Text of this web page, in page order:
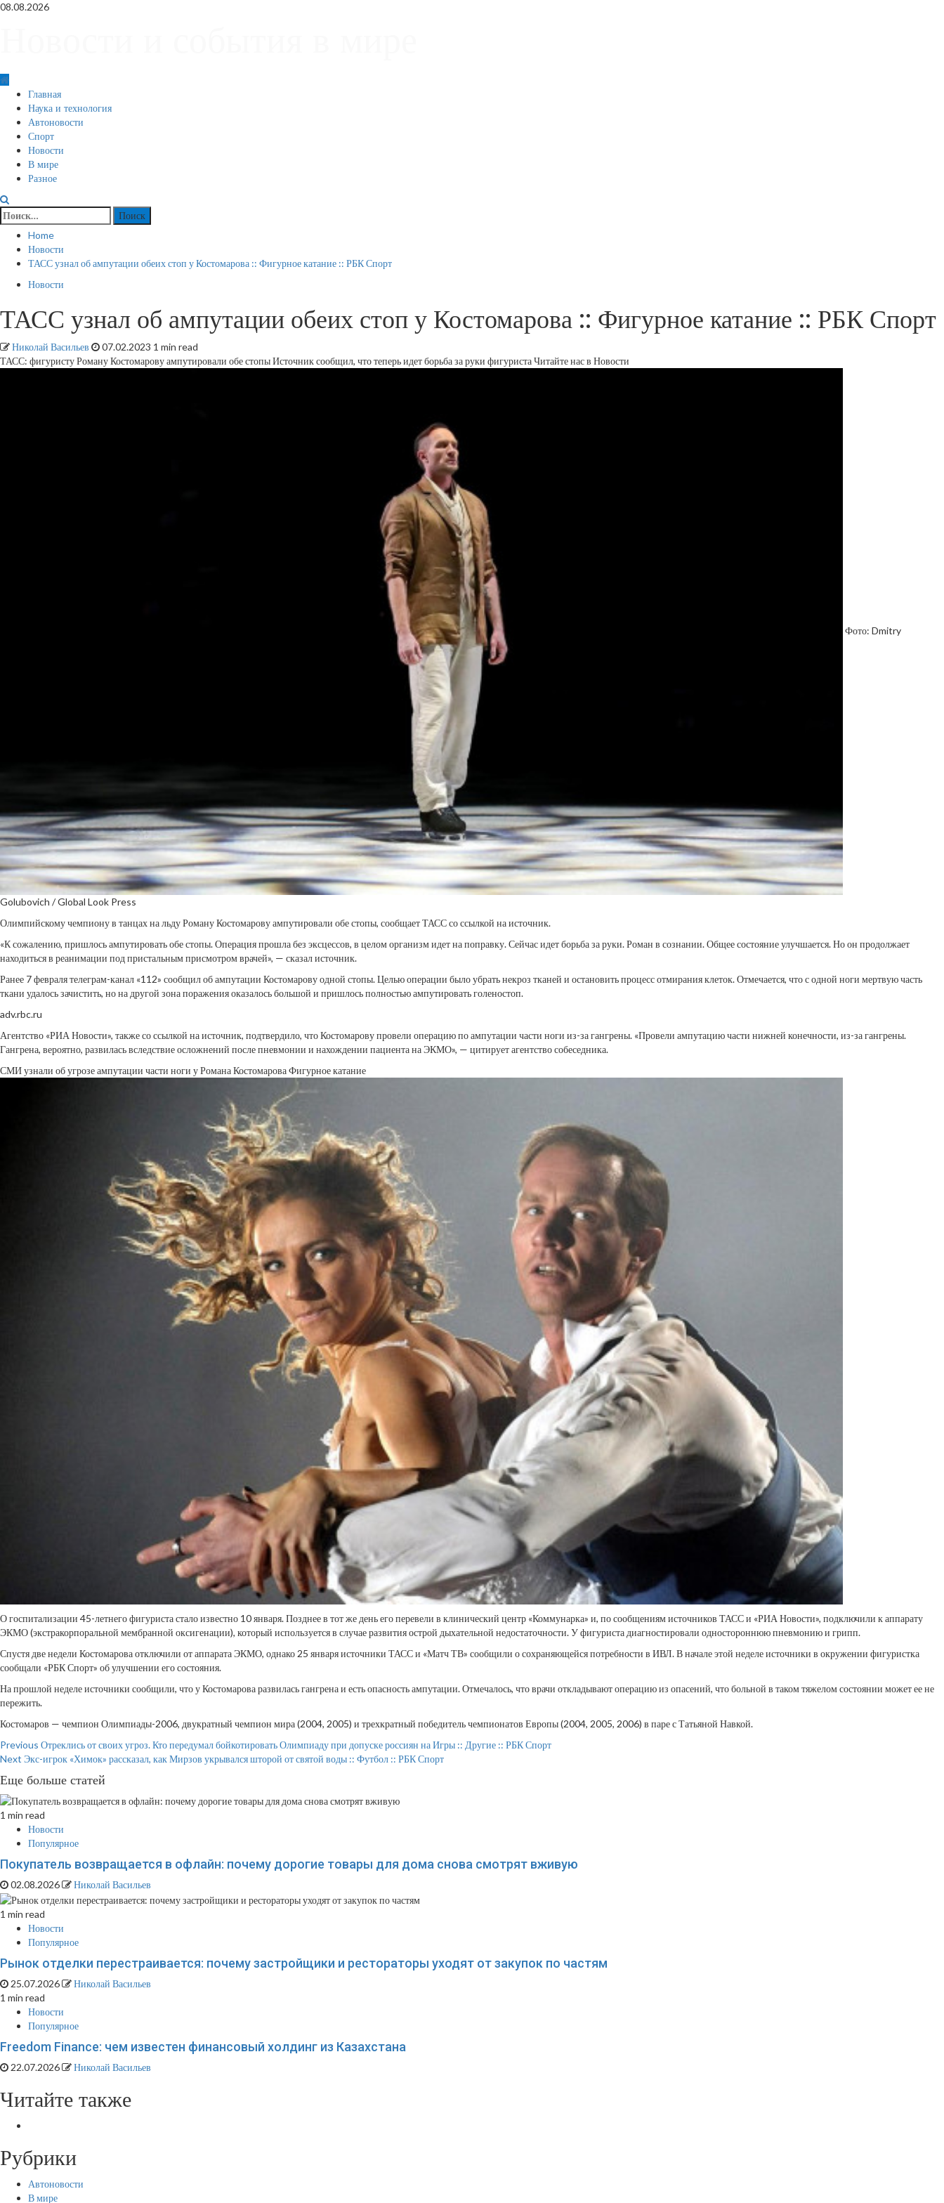
Skip
08.08.2026
Primary
Menu
Главная
Наука и технология
Автоновости
Спорт
Новости
В мире
Разное
Найти:
Home
Новости
ТАСС узнал об ампутации обеих стоп у Костомарова :: Фигурное катание :: РБК Спорт
Новости
ТАСС узнал об ампутации обеих стоп у Костомарова :: Фигурное катание :: РБК Спорт
Николай Васильев 07.02.2023 1 min read
ТАСС: фигуристу Роману Костомарову ампутировали обе стопыИсточник сообщил, что теперь идет борьба за руки фигуристаЧитайте нас в Новости
Фото: Dmitry
Golubovich / Global Look Press
Олимпийскому чемпиону в танцах на льду Роману Костомарову ампутировали обе стопы, сообщает ТАСС со ссылкой на источник.
«К сожалению, пришлось ампутировать обе стопы. Операция прошла без эксцессов, в целом организм идет на поправку. Сейчас идет борьба за руки. Роман в сознании. Общее состояние улучшается. Но он продолжает
находиться в реанимации под пристальным присмотром врачей», — сказал источник.
Ранее 7 февраля телеграм-канал «112» сообщил об ампутации Костомарову одной стопы. Целью операции было убрать некроз тканей и остановить процесс отмирания клеток. Отмечается, что с одной ноги мертвую часть
ткани удалось зачистить, но на другой зона поражения оказалось большой и пришлось полностью ампутировать голеностоп.
adv.rbc.ru
Агентство «РИА Новости», также со ссылкой на источник, подтвердило, что Костомарову провели операцию по ампутации части ноги из-за гангрены. «Провели ампутацию части нижней конечности, из-за гангрены.
Гангрена, вероятно, развилась вследствие осложнений после пневмонии и нахождении пациента на ЭКМО», — цитирует агентство собеседника.
СМИ узнали об угрозе ампутации части ноги у Романа КостомароваФигурное катание
О госпитализации 45-летнего фигуриста стало известно 10 января. Позднее в тот же день его перевели в клинический центр «Коммунарка» и, по сообщениям источников ТАСС и «РИА Новости», подключили к аппарату
ЭКМО (экстракорпоральной мембранной оксигенации), который используется в случае развития острой дыхательной недостаточности. У фигуриста диагностировали одностороннюю пневмонию и грипп.
Спустя две недели Костомарова отключили от аппарата ЭКМО, однако 25 января источники ТАСС и «Матч ТВ» сообщили о сохраняющейся потребности в ИВЛ. В начале этой неделе источники в окружении фигуристка
сообщали «РБК Спорт» об улучшении его состояния.
На прошлой неделе источники сообщили, что у Костомарова развилась гангрена и есть опасность ампутации. Отмечалось, что врачи откладывают операцию из опасений, что больной в таком тяжелом состоянии может ее не
пережить.
Костомаров — чемпион Олимпиады-2006, двукратный чемпион мира (2004, 2005) и трехкратный победитель чемпионатов Европы (2004, 2005, 2006) в паре с Татьяной Навкой.
Continue
Reading
Previous Отреклись от своих угроз. Кто передумал бойкотировать Олимпиаду при допуске россиян на Игры :: Другие :: РБК Спорт
Next Экс-игрок «Химок» рассказал, как Мирзов укрывался шторой от святой воды :: Футбол :: РБК Спорт
Еще больше статей
1 min read
Новости
Популярное
Покупатель возвращается в офлайн: почему дорогие товары для дома снова смотрят вживую
02.08.2026 Николай Васильев
1 min read
Новости
Популярное
Рынок отделки перестраивается: почему застройщики и рестораторы уходят от закупок по частям
25.07.2026
Николай Васильев
1 min read
Новости
Популярное
Freedom Finance: чем известен финансовый холдинг из Казахстана
22.07.2026 Николай Васильев
Читайте также
Рубрики
Автоновости
В мире